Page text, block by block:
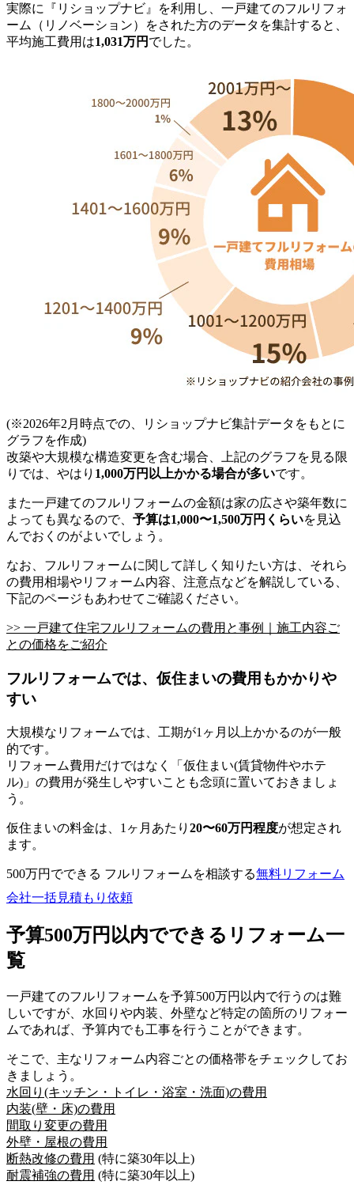
実際に『リショップナビ』を利用し、一戸建てのフルリフォ
ーム（リノベーション）をされた方のデータを集計すると、
平均施工費用は1,031万円 でした。
(※2026年2月時点での、リショップナビ集計データをもとに
グラフを作成)
改築や大規模な構造変更を含む場合、上記のグラフを見る限
りでは、やはり 1,000万円以上かかる場合が多いです。
また一戸建てのフルリフォームの金額は家の広さや築年数に
よっても異なるので、 予算は1,000〜1,500万円くらいを見込
んでおくのがよいでしょう。
なお、フルリフォームに関して詳しく知りたい方は、それら
の費用相場やリフォーム内容、注意点などを解説している、
下記のページもあわせてご確認ください。
>> 一戸建て住宅フルリフォームの費用と事例｜施工内容ご
との価格をご紹介
フルリフォームでは、仮住まいの費用もかかりや
すい
大規模なリフォームでは、工期が1ヶ月以上かかるのが一般
的です。
リフォーム費用だけではなく「仮住まい(賃貸物件やホテ
ル)」の費用が発生しやすいことも念頭に置いておきましょ
う。
仮住まいの料金は、1ヶ月あたり 20〜60万円程度が想定され
ます。
500万円でできる フルリフォームを相談する無料リフォーム
会社一括見積もり依頼
予算500万円以内でできるリフォーム一
覧
一戸建てのフルリフォームを予算500万円以内で行うのは難
しいですが、水回りや内装、外壁など特定の箇所のリフォー
ムであれば、予算内でも工事を行うことができます。
そこで、主なリフォーム内容ごとの価格帯をチェックしてお
きましょう。
水回り(キッチン・トイレ・浴室・洗面)の費用
内装(壁・床)の費用
間取り変更の費用
外壁・屋根の費用
断熱改修の費用 (特に築30年以上)
耐震補強の費用 (特に築30年以上)